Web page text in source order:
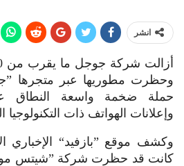
انشر
وحظرت مطوريها عبر متجرها
حملة ضخمة واسعة النطاق
وإعلانات الهواتف ذات التكنولوجيا
وكشف موقع ”بازفيد“ الإخباري
كانت قد حظرت شركة ”شيتس